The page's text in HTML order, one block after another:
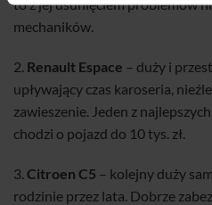
to z jej usunięciem problemów
mechaników.
2. Renault Espace – duży i
upływający czas karoseria,
zawieszenie. Jeden z
chodzi o pojazd do 10 tys. zł.
3. Citroen C5 – kolejny duży
rodzinie przez lata. Dobrze